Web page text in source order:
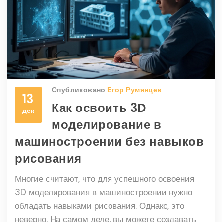
более ориентированным на цифровую
трансформацию, благодаря интеграции
передовых технологий.
13
дек
Опубликовано Егор Румянцев
Как освоить 3D
моделирование в
машиностроении без навыков
рисования
Многие считают, что для успешного освоения
3D моделирования в машиностроении нужно
обладать навыками рисования. Однако, это
неверно. На самом деле, вы можете создавать